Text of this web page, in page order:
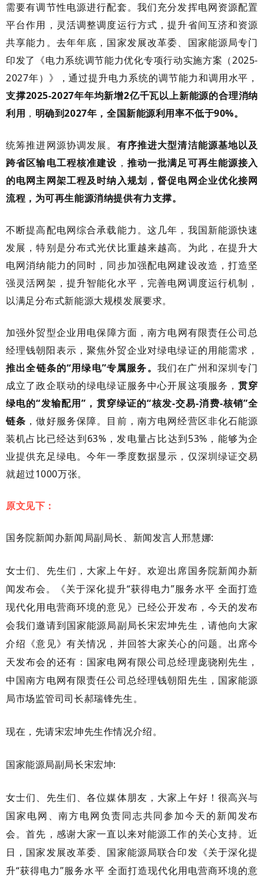
需要有调节性电源进行配套。我们充分发挥电网资源配置
平台作用，灵活调整调度运行方式，提升省间互济和资源
共享能力。去年年底，国家发展改革委、国家能源局专门
印发了《电力系统调节能力优化专项行动实施方案（2025-
2027年）》，通过提升电力系统的调节能力和调用水平，
支撑2025-2027年年均新增2亿千瓦以上新能源的合理消纳
利用 ， 明确到2027年，全国新能源利用率不低于90%。
统筹推进网源协调发展。 有序推进大型清洁能源基地以及
跨省区输电工程核准建设 ， 推动一批满足可再生能源接入
的电网主网架工程及时纳入规划，督促电网企业优化接网
流程，为可再生能源消纳提供有力支撑。
不断提高配电网综合承载能力。这几年，我国新能源快速
发展，特别是分布式光伏比重越来越高。为此，在提升大
电网消纳能力的同时，同步加强配电网建设改造，打造坚
强灵活网架，提升智能化水平，完善电网调度运行机制，
以满足分布式新能源大规模发展要求。
加强外贸型企业用电保障方面，南方电网有限责任公司总
经理钱朝阳表示，聚焦外贸企业对绿电绿证的用能需求，
推出全链条的“用绿电”专属服务。 我们在广州和深圳专门
成立了政企联动的绿电绿证服务中心开展这项服务，贯穿
绿电的“发输配用”，贯穿绿证的“核发-交易-消费-核销”全
链条 ，做好服务保障。目前，南方电网经营区非化石能源
装机占比已经达到63%，发电量占比达到53%，能够为企
业提供充足绿电。今年一季度数据显示，仅深圳绿证交易
就超过1000万张。
原文见下：
国务院新闻办新闻局副局长、新闻发言人邢慧娜:
女士们、先生们，大家上午好。欢迎出席国务院新闻办新
闻发布会。《关于深化提升“获得电力”服务水平 全面打造
现代化用电营商环境的意见》已经公开发布，今天的发布
会我们邀请到国家能源局副局长宋宏坤先生，请他向大家
介绍《意见》有关情况，并回答大家关心的问题。出席今
天发布会的还有：国家电网有限公司总经理庞骁刚先生，
中国南方电网有限责任公司总经理钱朝阳先生，国家能源
局市场监管司司长郝瑞锋先生。
现在，先请宋宏坤先生作情况介绍。
国家能源局副局长宋宏坤:
女士们、先生们、各位媒体朋友，大家上午好！很高兴与
国家电网、南方电网负责同志共同参加今天的新闻发布
会。首先，感谢大家一直以来对能源工作的关心支持。近
日，国家发展改革委、国家能源局联合印发《关于深化提
升“获得电力”服务水平 全面打造现代化用电营商环境的意